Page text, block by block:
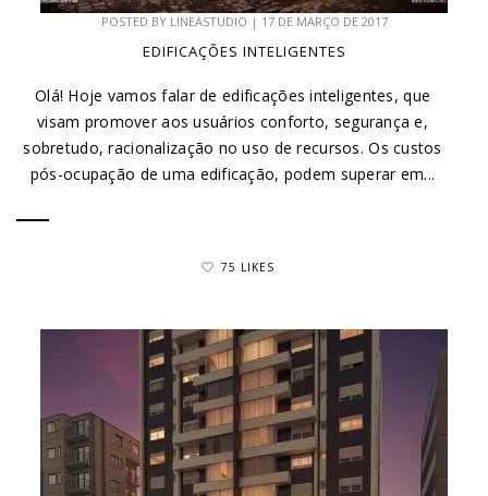
POSTED BY LINEASTUDIO | 17 DE MARÇO DE 2017
EDIFICAÇÕES INTELIGENTES
Olá! Hoje vamos falar de edificações inteligentes, que
visam promover aos usuários conforto, segurança e,
sobretudo, racionalização no uso de recursos. Os custos
pós-ocupação de uma edificação, podem superar em...
75 LIKES